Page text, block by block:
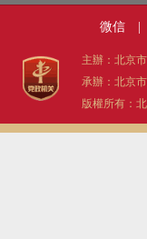
微信
主辦：北京
承辦：北京
版權所有：